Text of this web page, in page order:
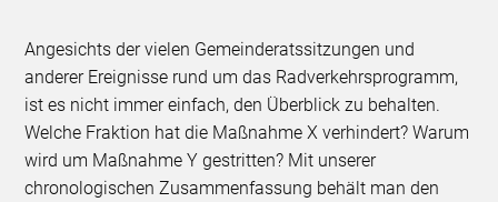
Angesichts der vielen Gemeinderatssitzungen und
anderer Ereignisse rund um das Radverkehrsprogramm,
ist es nicht immer einfach, den Überblick zu behalten.
Welche Fraktion hat die Maßnahme X verhindert? Warum
wird um Maßnahme Y gestritten? Mit unserer
chronologischen Zusammenfassung behält man den